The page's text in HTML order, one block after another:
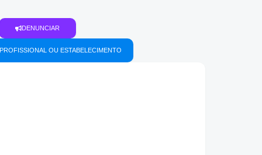
DENUNCIAR
OU ESTABELECIMENTO